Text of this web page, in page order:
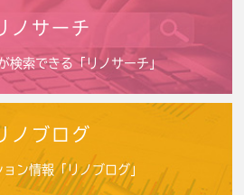
ノサーチ
検索できる「リノサーチ」
ノブログ
ン情報「リノブログ」